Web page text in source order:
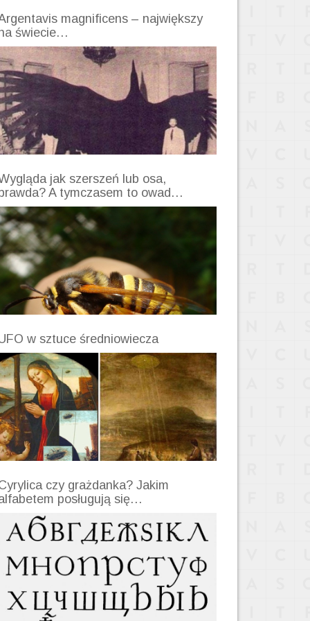
magnificens – największy
świecie…
jak szerszeń lub osa,
A tymczasem to owad…
w sztuce średniowiecza
czy grażdanka? Jakim
posługują się…